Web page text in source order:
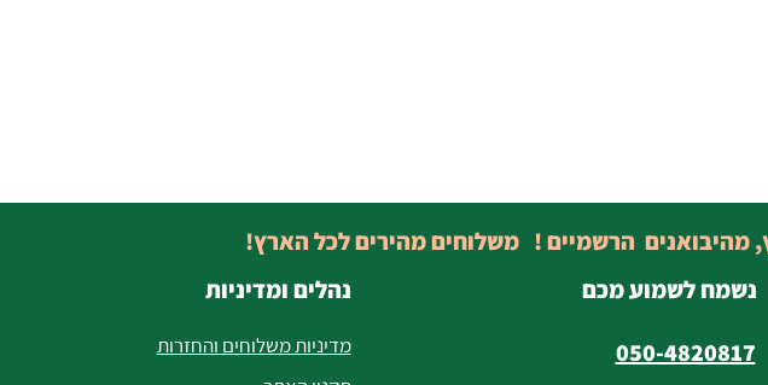
נהלים ומדיניות
מדיניות משלוחים והחזרות
נשמח לשמוע מכם
050-4820817
מהיבואנים הרשמיים ! משלוחים מהירים לכל הארץ!